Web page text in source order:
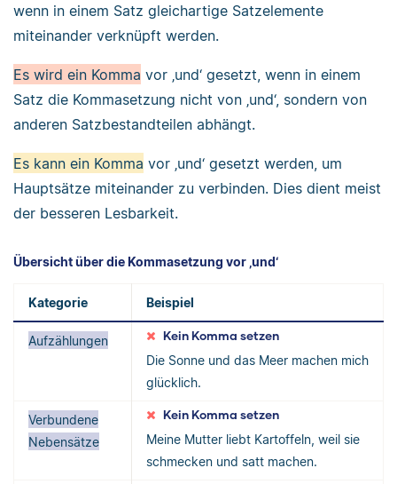
wenn in einem Satz gleichartige Satzelemente
miteinander verknüpft werden.
Es wird ein Komma vor ‚und‘ gesetzt, wenn in einem
Satz die Kommasetzung nicht von ‚und‘, sondern von
anderen Satzbestandteilen abhängt.
Es kann ein Komma vor ‚und‘ gesetzt werden, um
Hauptsätze miteinander zu verbinden. Dies dient meist
der besseren Lesbarkeit.
Übersicht über die Kommasetzung vor ‚und‘
Kategorie Beispiel
Aufzählungen Kein Komma setzen
Die Sonne und das Meer machen mich
glücklich.
Verbundene
Nebensätze
Kein Komma setzen
Meine Mutter liebt Kartoffeln, weil sie
schmecken und satt machen.